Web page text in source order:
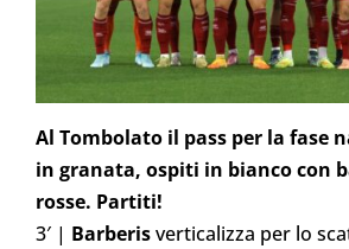
Al Tombolato il pass per la fase
in granata, ospiti in bianco con
rosse. Partiti!
3′ | Barberisverticalizza per lo